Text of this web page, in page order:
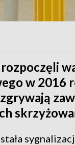
w 2016